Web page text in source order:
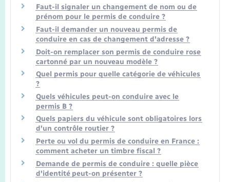
Faut-il signaler un changement de nom ou de
prénom pour le permis de conduire ?
Faut-il demander un nouveau permis de
conduire en cas de changement d'adresse ?
Doit-on remplacer son permis de conduire rose
cartonné par un nouveau modèle ?
Quel permis pour quelle catégorie de véhicules
?
Quels véhicules peut-on conduire avec le
permis B ?
Quels papiers du véhicule sont obligatoires lors
d'un contrôle routier ?
Perte ou vol du permis de conduire en France :
comment acheter un timbre fiscal ?
Demande de permis de conduire : quelle pièce
d'identité peut-on présenter ?